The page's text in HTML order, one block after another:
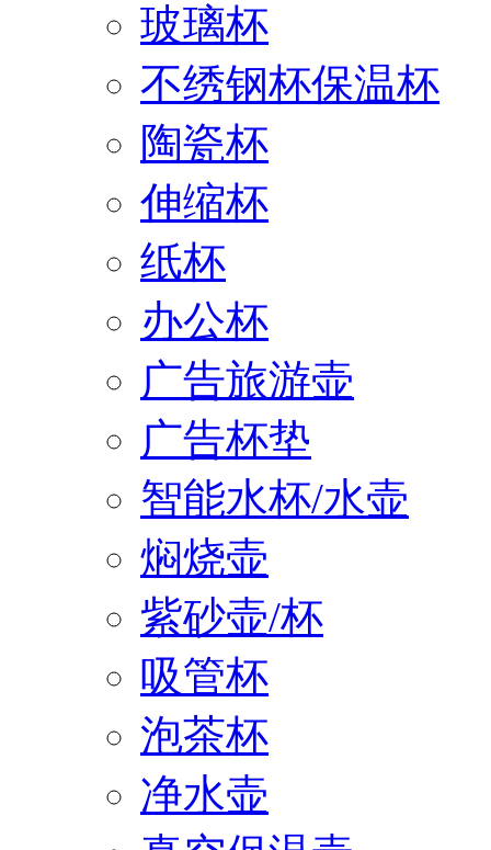
玻璃杯
不绣钢杯保温杯
陶瓷杯
伸缩杯
纸杯
办公杯
广告旅游壶
广告杯垫
智能水杯/水壶
焖烧壶
紫砂壶/杯
吸管杯
泡茶杯
净水壶